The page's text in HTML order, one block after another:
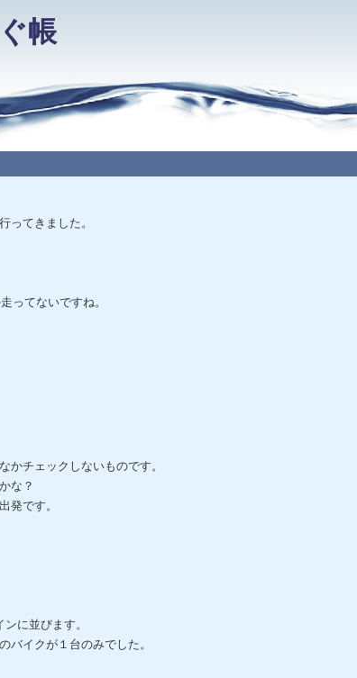
帳
ってきました。
ってないですね。
かチェックしないものです。
な？
発です。
に並びます。
バイクが１台のみでした。